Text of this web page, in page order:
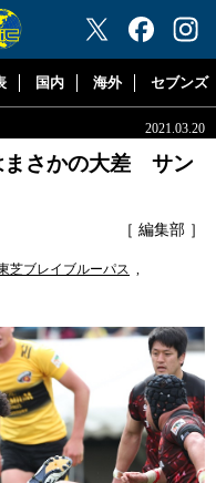
"ラグビーリパブリック"
国内 海外 セブンズ
2021.03.20
まさかの大差 サン
［ 編集部 ］
芝ブレイブルーパス ,